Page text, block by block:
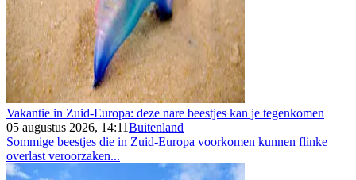
Vakantie in Zuid-Europa: deze nare beestjes kan je tegenkomen
05 augustus 2026, 14:11Buitenland
Sommige beestjes die in Zuid-Europa voorkomen kunnen flinke
overlast veroorzaken...